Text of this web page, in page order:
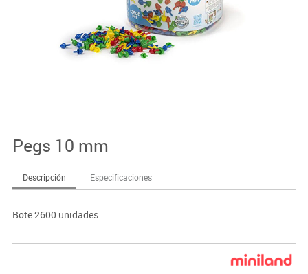
Pegs 10 mm
Descripción Especificaciones
Bote 2600 unidades.